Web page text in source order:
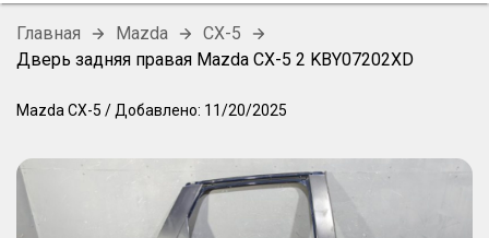
Главная Mazda
CX-5
Дверь задняя правая Mazda CX-5 2 KBY07202XD
Mazda CX-5 / Добавлено: 11/20/2025